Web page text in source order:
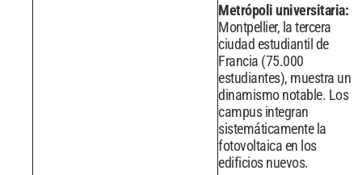
Metrópoli universitaria:
Montpellier, la tercera
ciudad estudiantil de
Francia (75.000
estudiantes), muestra un
dinamismo notable. Los
campus integran
sistemáticamente la
fotovoltaica en los
edificios nuevos.